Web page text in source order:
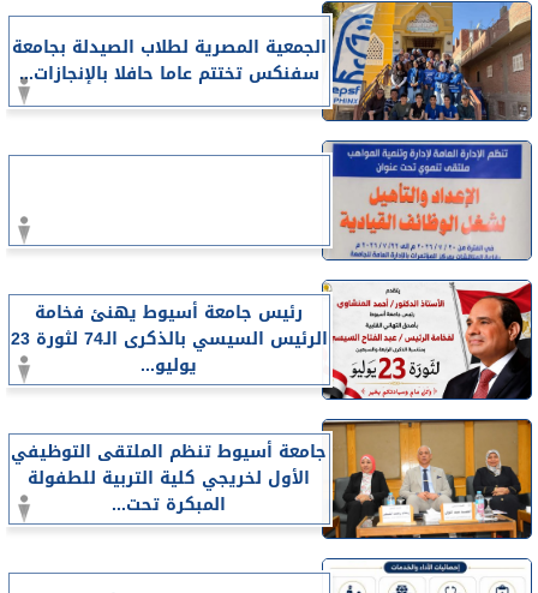
الجمعية المصرية لطلاب الصيدلة بجامعة
سفنكس تختتم عاما حافلا بالإنجازات...
رئيس جامعة أسيوط يهنئ فخامة
الرئيس السيسي بالذكرى الـ74 لثورة 23
يوليو...
جامعة أسيوط تنظم الملتقى التوظيفي
الأول لخريجي كلية التربية للطفولة
المبكرة تحت...